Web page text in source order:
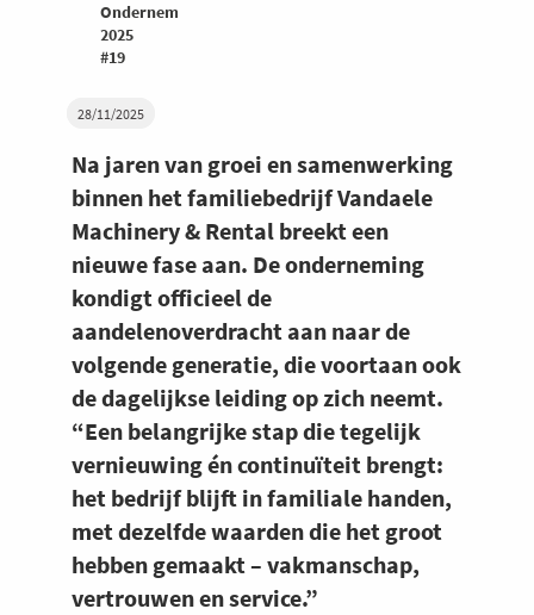
28/11/2025
Na jaren van groei en samenwerking
binnen het familiebedrijf Vandaele
Machinery & Rental breekt een
nieuwe fase aan. De onderneming
kondigt officieel de
aandelenoverdracht aan naar de
volgende generatie, die voortaan ook
de dagelijkse leiding op zich neemt.
“Een belangrijke stap die tegelijk
vernieuwing én continuïteit brengt:
het bedrijf blijft in familiale handen,
met dezelfde waarden die het groot
hebben gemaakt – vakmanschap,
vertrouwen en service.”
Ondernemers
2025
#19